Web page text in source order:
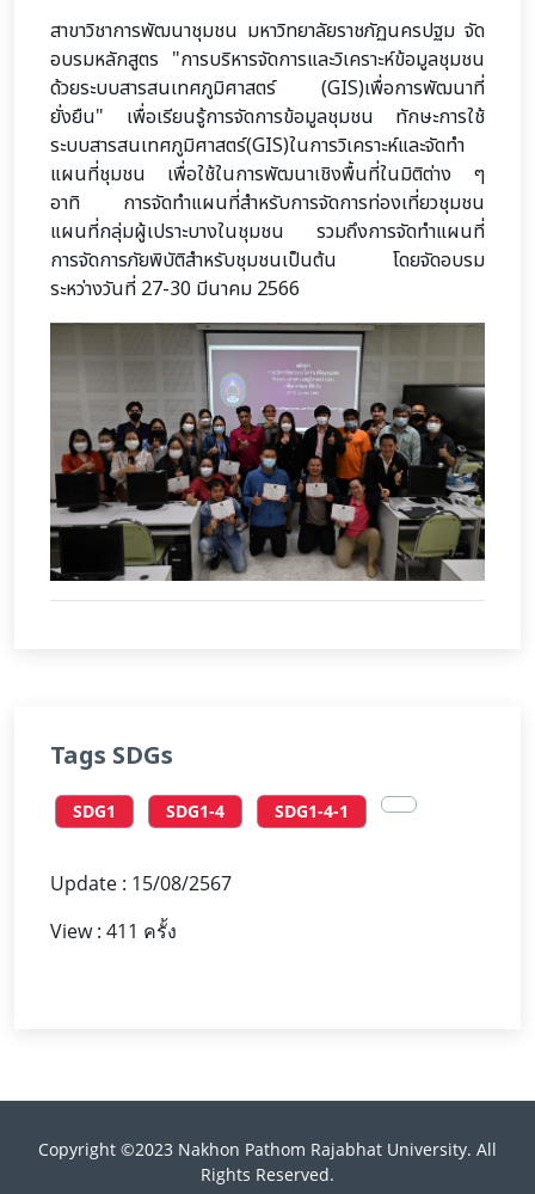
สาขาวิชาการพัฒนาชุมชน มหาวิทยาลัยราชภัฏนครปฐม จัด
อบรมหลักสูตร "การบริหารจัดการและวิเคราะห์ข้อมูลชุมชน
ด้วยระบบสารสนเทศภูมิศาสตร์ (GIS)เพื่อการพัฒนาที่
ยั่งยืน" เพื่อเรียนรู้การจัดการข้อมูลชุมชน ทักษะการใช้
ระบบสารสนเทศภูมิศาสตร์(GIS)ในการวิเคราะห์และจัดทำ
แผนที่ชุมชน เพื่อใช้ในการพัฒนาเชิงพื้นที่ในมิติต่าง ๆ
อาทิ การจัดทำแผนที่สำหรับการจัดการท่องเที่ยวชุมชน
แผนที่กลุ่มผู้เปราะบางในชุมชน รวมถึงการจัดทำแผนที่
การจัดการภัยพิบัติสำหรับชุมชนเป็นต้น โดยจัดอบรม
ระหว่างวันที่ 27-30 มีนาคม 2566
Tags SDGs
SDG1 SDG1-4 SDG1-4-1
Update : 15/08/2567
View : 411 ครั้ง
Copyright ©2023 Nakhon Pathom Rajabhat University. All
Rights Reserved.